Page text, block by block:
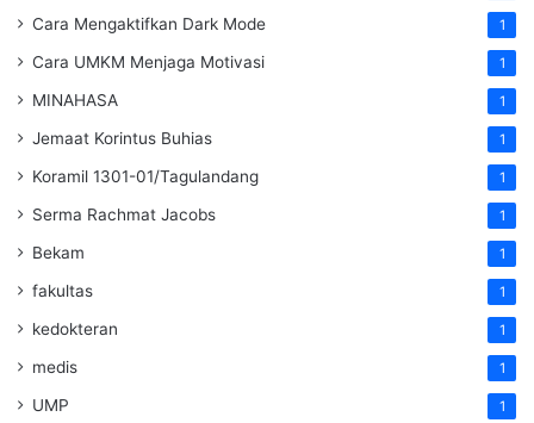
Cara Mengaktifkan Dark Mode 1
Cara UMKM Menjaga Motivasi 1
MINAHASA 1
Jemaat Korintus Buhias 1
Koramil 1301-01/Tagulandang 1
Serma Rachmat Jacobs 1
Bekam 1
fakultas 1
kedokteran 1
medis 1
UMP 1